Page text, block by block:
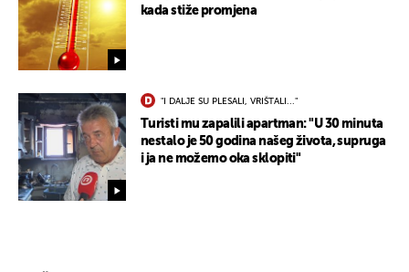
kada stiže promjena
"I DALJE SU PLESALI, VRIŠTALI..."
Turisti mu zapalili apartman: "U 30 minuta
nestalo je 50 godina našeg života, supruga
i ja ne možemo oka sklopiti"